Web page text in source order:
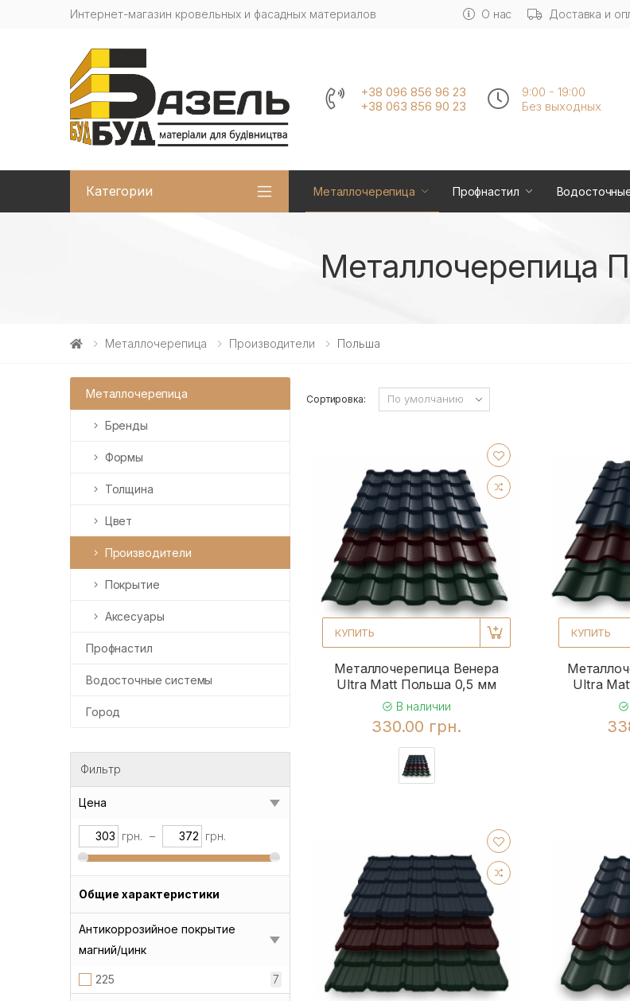
Интернет-магазин кровельных и фасадных материалов О нас Доставка и
+38 096 856 96 23
+38 063 856 90 23
9:00 - 19:00
Без выходных
Категории Металлочерепица Профнастил
Металлочерепица
Металлочерепица Производители Польша
Металлочерепица
Бренды
Формы
Толщина
Цвет
Производители
Покрытие
Аксесуары
Профнастил
Водосточные системы
Город
Фильтр
Цена
грн. – грн.
Общие характеристики
Антикоррозийное покрытие
магний/цинк
225 7
Сортировка:
КУПИТЬ
Металлочерепица Венера
Ultra Matt Польша 0,5 мм
В наличии
330.00 грн.
КУПИТЬ
Ultra